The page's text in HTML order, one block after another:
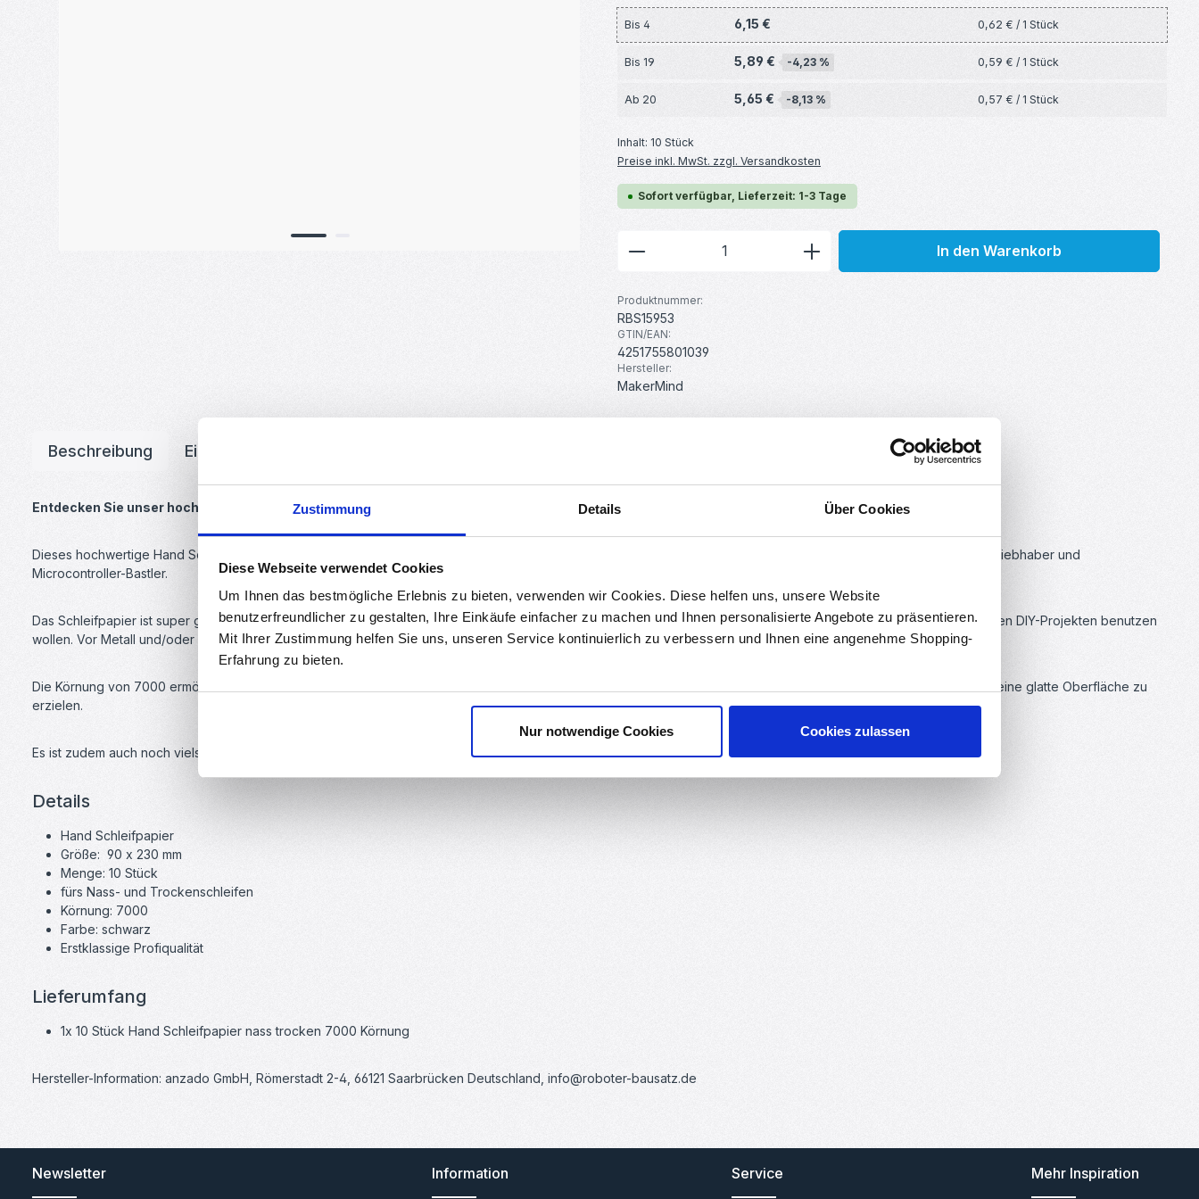
Zustimmung Details Über Cookies
Diese Webseite verwendet Cookies
Um Ihnen das bestmögliche Erlebnis zu bieten, verwenden wir Cookies. Diese helfen uns, unsere Website
benutzerfreundlicher zu gestalten, Ihre Einkäufe einfacher zu machen und Ihnen personalisierte Angebote zu präsentieren.
Mit Ihrer Zustimmung helfen Sie uns, unseren Service kontinuierlich zu verbessern und Ihnen eine angenehme Shopping-
Erfahrung zu bieten.
Nur notwendige Cookies Cookies zulassen
Bis 4 6,15 € 0,62 € / 1 Stück
Bis 19 5,89 € -4,23 % 0,59 € / 1 Stück
Ab 20 5,65 € -8,13 % 0,57 € / 1 Stück
Inhalt: 10 Stück
Preise inkl. MwSt. zzgl. Versandkosten
Sofort verfügbar, Lieferzeit: 1-3 Tage
Produkt Anzahl: Gib den gewünschten Wert ein oder
In den Warenkorb
Produktnummer:
RBS15953
GTIN/EAN:
4251755801039
Hersteller:
MakerMind
Beschreibung Eigenschaften
Entdecken Sie unser hochwertiges Hand Schleifpapier!
Dieses hochwertige Hand Schleifpapier nass/trocken weist eine Körnung von 7000 auf. Es ist ein echtes Must-Have für jeden 3D-Druck-Enthusiasten, DIY-Elektronikliebhaber und
Microcontroller-Bastler.
Das Schleifpapier ist super geeignet für die Veredelung Ihrer Projekte. Egal ob Sie es für Ihre 3D-gedruckten Modelle zu glätten, oder es für die Verfeinerung in Ihren DIY-Projekten benutzen
wollen. Vor Metall und/oder Holz macht das Schleifpapier auch keinen Halt!
Die Körnung von 7000 ermöglicht eine effiziente und präzise Oberflächenbearbeitung, um überschüssiges Material zu entfernen, Unebenheiten zu beseitigen und eine glatte Oberfläche zu
erzielen.
Es ist zudem auch noch vielseitig in der Benutzung. Sie können es im Nassen, wie auch im Trockenen Zustand benutzen
Details
Hand Schleifpapier
Größe: 90 x 230 mm
Menge: 10 Stück
fürs Nass- und Trockenschleifen
Körnung: 7000
Farbe: schwarz
Erstklassige Profiqualität
Lieferumfang
1x 10 Stück Hand Schleifpapier nass trocken 7000 Körnung
Hersteller-Information: anzado GmbH, Römerstadt 2-4, 66121 Saarbrücken Deutschland, info@roboter-bausatz.de
Newsletter Information Service Mehr Inspiration